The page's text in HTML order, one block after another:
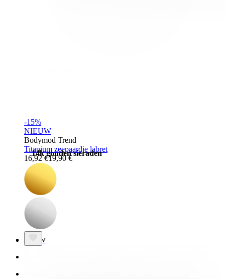
14k gouden sieraden
Nieuw
-15%
NIEUW
Bodymod Trend
Titanium zeepaardje labret
16,92 €19,90 €